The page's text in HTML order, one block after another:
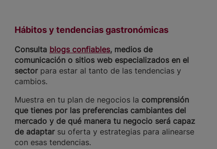
Hábitos y tendencias gastronómicas
Consulta blogs confiables, medios de
comunicación o sitios web especializados en el
sectorpara estar al tanto de las tendencias y
cambios.
Muestra en tu plan de negocios la comprensión
que tienes por las preferencias cambiantes del
mercado y de qué manera tu negocio será capaz
de adaptar su oferta y estrategias para alinearse
con esas tendencias.